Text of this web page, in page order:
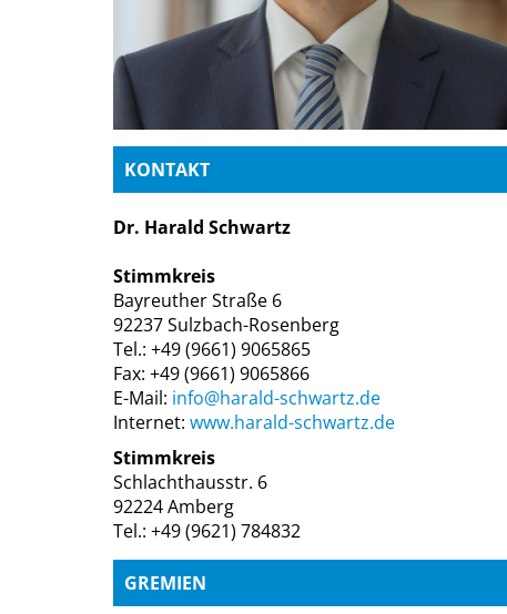
KONTAKT
Dr. Harald Schwartz
Stimmkreis
Bayreuther Straße 6
92237 Sulzbach-Rosenberg
Tel.: +49 (9661) 9065865
Fax: +49 (9661) 9065866
E-Mail: info@harald-schwartz.de
Internet: www.harald-schwartz.de
Stimmkreis
Schlachthausstr. 6
92224 Amberg
Tel.: +49 (9621) 784832
GREMIEN